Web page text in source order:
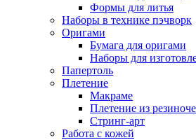
Формы для литья
Наборы в технике пэчворк
Оригами
Бумага для оригами
Наборы для
Папертоль
Плетение
Макраме
Плетение из
Стринг-арт
Работа с кожей